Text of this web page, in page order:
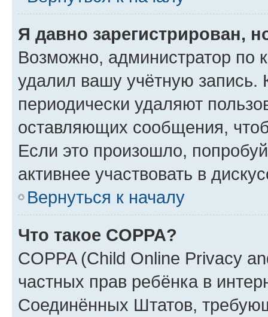
Я давно зарегистрирован,
Возможно, администратор по
удалил вашу учётную запись.
периодически удаляют
оставляющих сообщения,
Если это произошло,
активнее участвовать в
Вернуться к началу
Что такое COPPA?
COPPA (Child Online Privacy
частных прав ребёнка в
Соединённых Штатов,